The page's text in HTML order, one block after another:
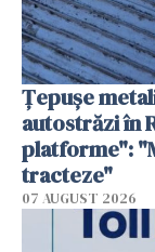
Țepușe
autostrăzi în
platforme":
tracteze"
07 AUGUST 2026